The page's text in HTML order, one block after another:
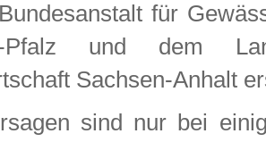
für
Pfalz und dem
Sachsen-Anhalt
sind nur bei